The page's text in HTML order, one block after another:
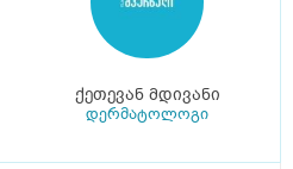
ქეთევან მდივანი
დერმატოლოგი